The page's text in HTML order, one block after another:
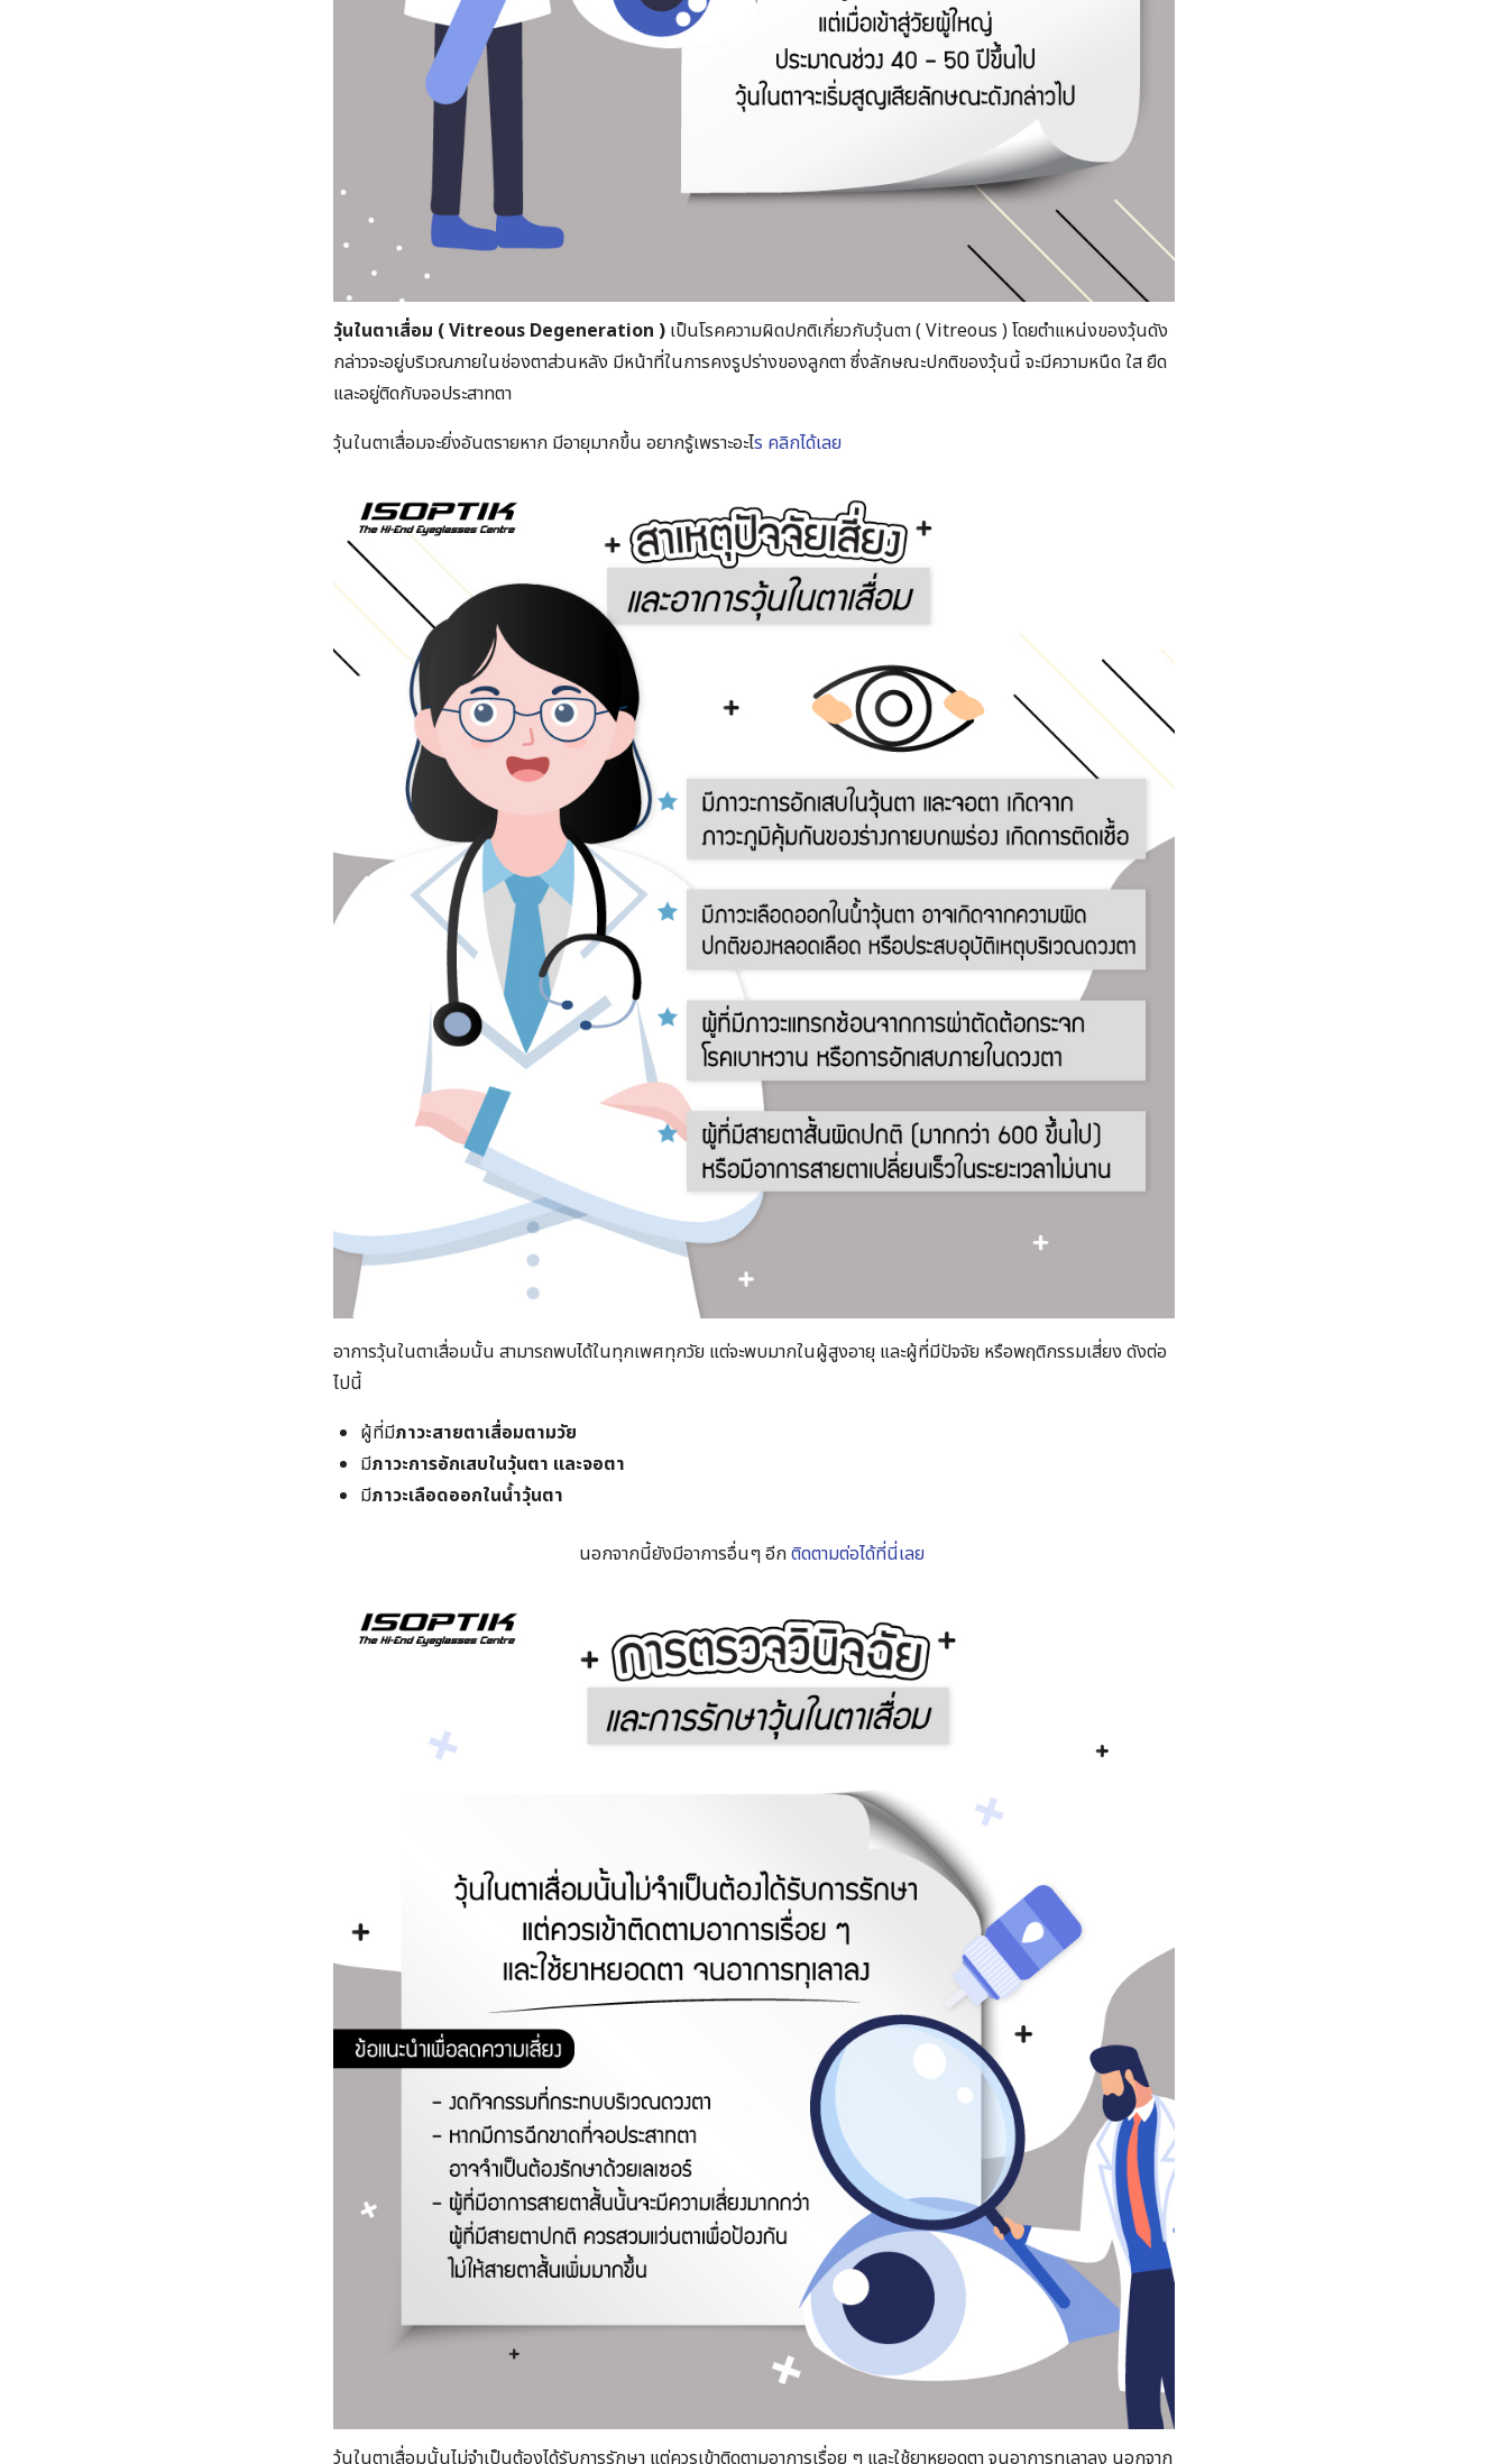
Search
for:
วุ้นในตาเสื่อม ( Vitreous Degeneration ) เป็นโรคความผิดปกติเกี่ยวกับวุ้นตา ( Vitreous ) โดยตำแหน่งของวุ้นดัง
กล่าวจะอยู่บริเวณภายในช่องตาส่วนหลัง มีหน้าที่ในการคงรูปร่างของลูกตา ซึ่งลักษณะปกติของวุ้นนี้ จะมีความหนืด ใส ยืด
และอยู่ติดกับจอประสาทตา
วุ้นในตาเสื่อมจะยิ่งอันตรายหาก มีอายุมากขึ้น อยากรู้เพราะอะไร คลิกได้เลย
อาการวุ้นในตาเสื่อมนั้น สามารถพบได้ในทุกเพศทุกวัย แต่จะพบมากในผู้สูงอายุ และผู้ที่มีปัจจัย หรือพฤติกรรมเสี่ยง ดังต่อ
ไปนี้
ผู้ที่มีภาวะสายตาเสื่อมตามวัย
มีภาวะการอักเสบในวุ้นตา และจอตา
มีภาวะเลือดออกในน้ำวุ้นตา
นอกจากนี้ยังมีอาการอื่นๆ อีกติดตามต่อได้ที่นี่เลย
วุ้นในตาเสื่อมนั้นไม่จำเป็นต้องได้รับการรักษา แต่ควรเข้าติดตามอาการเรื่อย ๆ และใช้ยาหยอดตา จนอาการทุเลาลง นอกจาก